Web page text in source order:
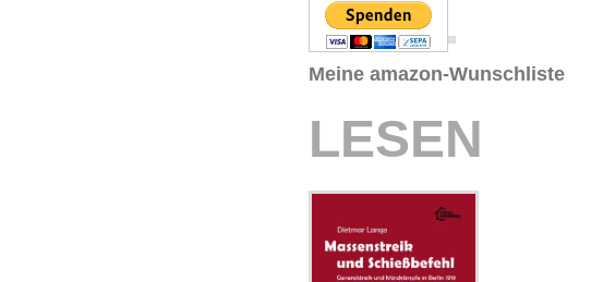
Meine amazon-Wunschliste
LESEN